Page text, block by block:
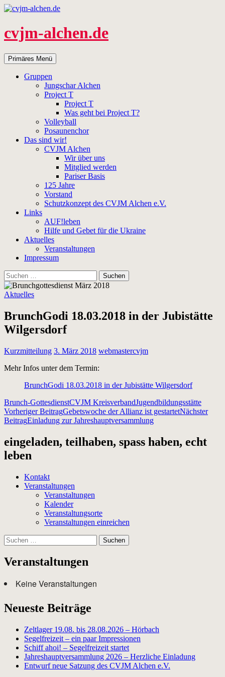
Zum
springen
cvjm-alchen.de
Suchen
Primäres Menü
Gruppen
Jungschar Alchen
Project T
Project T
Was geht bei Project T?
Volleyball
Posaunenchor
Das sind wir!
CVJM Alchen
Wir über uns
Mitglied werden
Pariser Basis
125 Jahre
Vorstand
Schutzkonzept des CVJM Alchen e.V.
Links
AUF!leben
Hilfe und Gebet für die Ukraine
Aktuelles
Veranstaltungen
Impressum
Suchen
nach:
Aktuelles
BrunchGodi 18.03.2018 in der Jubistätte
Wilgersdorf
Kurzmitteilung 3. März 2018 webmastercvjm
Mehr Infos unter dem Termin:
BrunchGodi 18.03.2018 in der Jubistätte Wilgersdorf
Brunch-GottesdienstCVJM KreisverbandJugendbildungsstätte
Beitragsnavigation
Vorheriger BeitragGebetswoche der Allianz ist gestartetNächster
BeitragEinladung zur Jahreshauptversammlung
eingeladen, teilhaben, spass haben, echt
leben
Kontakt
Veranstaltungen
Veranstaltungen
Kalender
Veranstaltungsorte
Veranstaltungen einreichen
Suchen
nach:
Veranstaltungen
Keine Veranstaltungen
Neueste Beiträge
Zeltlager 19.08. bis 28.08.2026 – Hörbach
Segelfreizeit – ein paar Impressionen
Schiff ahoi! – Segelfreizeit startet
Jahreshauptversammlung 2026 – Herzliche Einladung
Entwurf neue Satzung des CVJM Alchen e.V.